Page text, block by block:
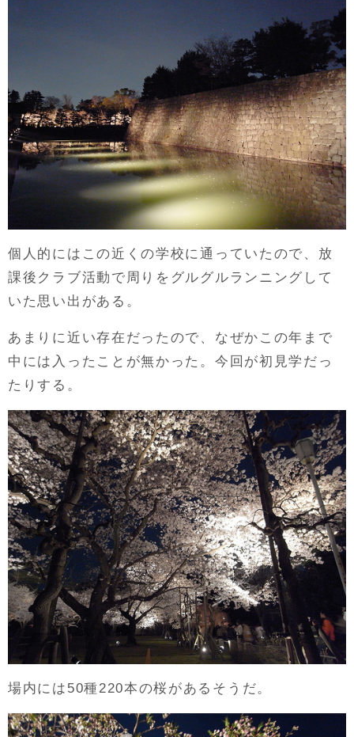
個人的にはこの近くの学校に通っていたので、放
課後クラブ活動で周りをグルグルランニングして
いた思い出がある。
あまりに近い存在だったので、なぜかこの年まで
中には入ったことが無かった。今回が初見学だっ
たりする。
場内には50種220本の桜があるそうだ。